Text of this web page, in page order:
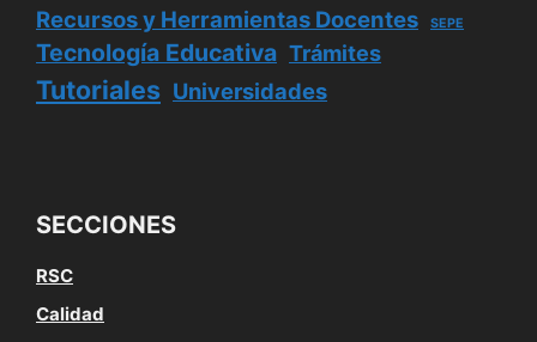
Recursos y Herramientas Docentes SEPE
Tecnología Educativa Trámites
Tutoriales Universidades
SECCIONES
RSC
Calidad